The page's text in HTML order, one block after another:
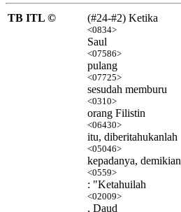
TB ITL © (#24-#2) Ketika
<0834>
Saul
<07586>
pulang
<07725>
sesudah memburu
<0310>
orang Filistin
<06430>
itu, diberitahukanlah
<05046>
kepadanya, demikian
<0559>
: "Ketahuilah
<02009>
, Daud